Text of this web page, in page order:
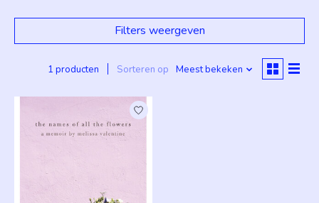
Filters weergeven
1 producten Sorteren op Meest bekeken